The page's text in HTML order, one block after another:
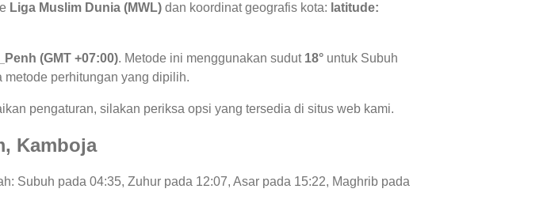
Liga Muslim Dunia (MWL) dan koordinat geografis kota: latitude:
(GMT +07:00). Metode ini menggunakan sudut 18° untuk Subuh
metode perhitungan yang dipilih.
pengaturan, silakan periksa opsi yang tersedia di situs web kami.
Kamboja
Subuh pada 04:35, Zuhur pada 12:07, Asar pada 15:22, Maghrib pada